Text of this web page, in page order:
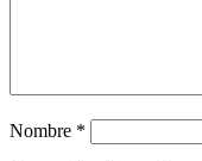
Nombre *